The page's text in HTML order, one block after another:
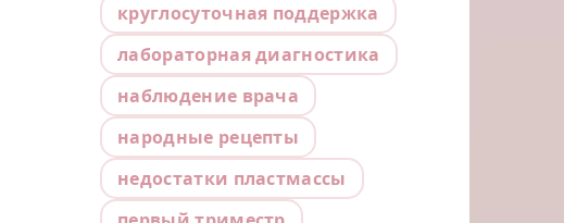
круглосуточная поддержка
лабораторная диагностика
наблюдение врача
народные рецепты
недостатки пластмассы